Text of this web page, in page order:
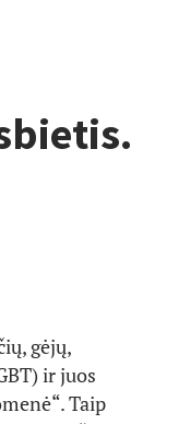
gėjų,
ir juos
Taip